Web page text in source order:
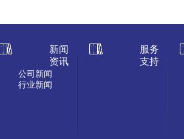
新闻
资讯
公司新闻
行业新闻
服务
支持